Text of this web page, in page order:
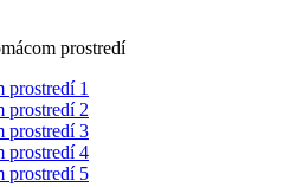
prostredí